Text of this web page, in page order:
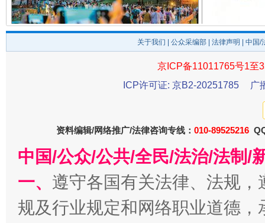
千年窑火 生生不息
揭开“小金库”的免责幌子
关于我们 公众采编部 法律声明 | 中国
京ICP备11011765号1至
ICP许可证: 京B2-20251785
广
资料编辑/网络推广/法律咨询专线： 010-89525216
中国/公众/公共/全民/法治/法制/
一、 遵守各国有关法律、法规
规及行业规定和网络职业道德